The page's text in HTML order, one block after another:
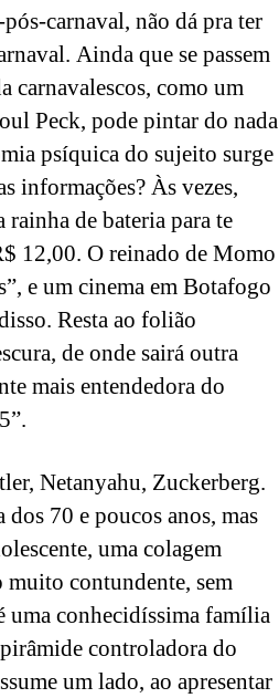
carnaval, não dá pra ter
Ainda que se passem
carnavalescos, como um
Peck, pode pintar do nada
psíquica do sujeito surge
informações? Às vezes,
rainha de bateria para te
12,00. O reinado de Momo
e um cinema em Botafogo
Resta ao folião
de onde sairá outra
mais entendedora do
Netanyahu, Zuckerberg.
70 e poucos anos, mas
uma colagem
contundente, sem
uma conhecidíssima família
controladora do
um lado, ao apresentar